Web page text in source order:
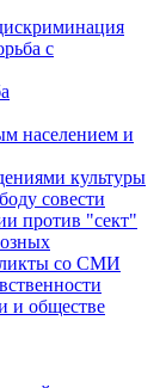
с
населением и
культуры
совести
против "сект"
со СМИ
и обществе